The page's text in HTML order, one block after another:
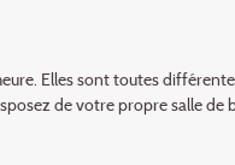
Elles sont toutes
de votre propre salle de